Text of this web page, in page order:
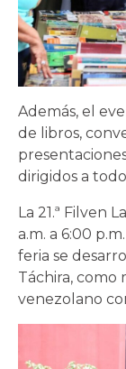
Además, el
de libros,
dirigidos a
La 21.ª Filven
a.m. a 6:00
feria se
Táchira, como
venezolano